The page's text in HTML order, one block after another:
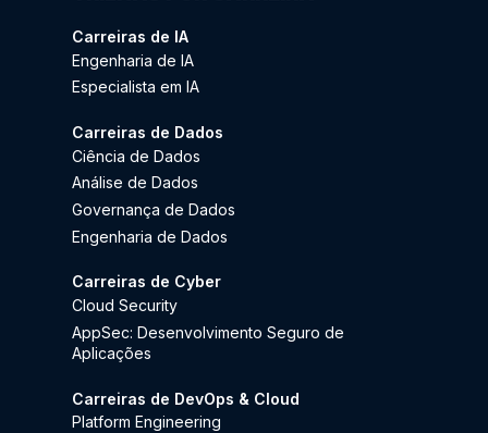
Carreiras de IA
Engenharia de IA
Especialista em IA
Carreiras de Dados
Ciência de Dados
Análise de Dados
Governança de Dados
Engenharia de Dados
Carreiras de Cyber
Cloud Security
AppSec: Desenvolvimento Seguro de
Aplicações
Carreiras de DevOps & Cloud
Platform Engineering